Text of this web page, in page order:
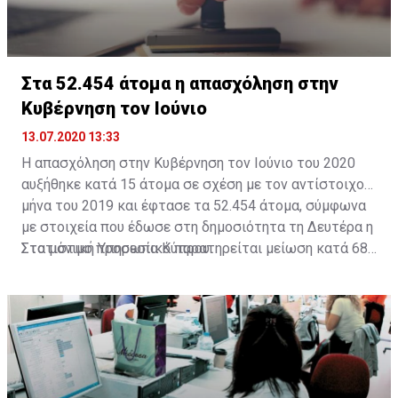
ενδιαφερόμενους για την περίοδο από την 1η Απριλίου
2021 μέχρι και την 30η Απριλίου 2021, οι οποίοι για
οποιοδήποτε λόγο δεν υπέβαλαν σχετική αίτηση κατά
την περίοδο υποβολής αιτήσεων για τον μήνα Απρίλιο
2021.
Στα 52.454 άτομα η απασχόληση στην
Κυβέρνηση τον Ιούνιο
13.07.2020 13:33
Η απασχόληση στην Κυβέρνηση τον Ιούνιο του 2020
αυξήθηκε κατά 15 άτομα σε σχέση με τον αντίστοιχο
μήνα του 2019 και έφτασε τα 52.454 άτομα, σύμφωνα
με στοιχεία που έδωσε στη δημοσιότητα τη Δευτέρα η
Στατιστική Υπηρεσία Κύπρου.
Στο μόνιμο προσωπικό παρατηρείται μείωση κατά 685
έκτακτο προσωπικό παρατηρείται αύξηση κατά 771
άτομα (5,0%) φθάνοντας τις 16.541 σε σχέση με 15.470
άτομα τον Ιούνιο του 2019.
Σε σχέση με τον Ιούνιο του 2019 παρατηρείται αύξηση